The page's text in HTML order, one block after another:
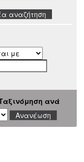
αναζήτηση
ανά